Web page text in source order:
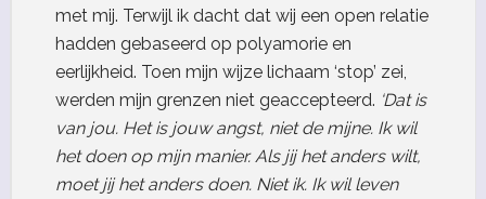
met mij. Terwijl ik dacht dat wij een open relatie
hadden gebaseerd op polyamorie en
eerlijkheid. Toen mijn wijze lichaam ‘stop’ zei,
werden mijn grenzen niet geaccepteerd. ‘Dat is
van jou. Het is jouw angst, niet de mijne. Ik wil
het doen op mijn manier. Als jij het anders wilt,
moet jij het anders doen. Niet ik. Ik wil leven